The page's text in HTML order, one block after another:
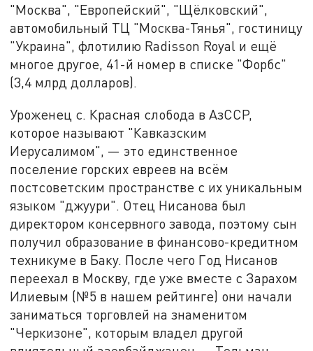
"Москва", "Европейский", "Щёлковский",
автомобильный ТЦ "Москва-Тянья", гостиницу
"Украина", флотилию Radisson Royal и ещё
многое другое, 41-й номер в списке "Форбс"
(3,4 млрд долларов).
Уроженец с. Красная слобода в АзССР,
которое называют "Кавказским
Иерусалимом", — это единственное
поселение горских евреев на всём
постсоветским пространстве с их уникальным
языком "джуури". Отец Нисанова был
директором консервного завода, поэтому сын
получил образование в финансово-кредитном
техникуме в Баку. После чего Год Нисанов
переехал в Москву, где уже вместе с Зарахом
Илиевым (№5 в нашем рейтинге) они начали
заниматься торговлей на знаменитом
"Черкизоне", которым владел другой